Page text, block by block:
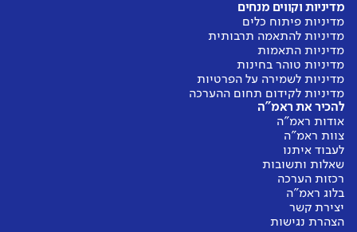
מדיניות וקווים מנחים
מדיניות פיתוח כלים
מדיניות להתאמה תרבותית
מדיניות התאמות
מדיניות טוהר בחינות
מדיניות לשמירה על הפרטיות
מדיניות לקידום תחום ההערכה
להכיר את ראמ"ה
אודות ראמ"ה
צוות ראמ"ה
לעבוד איתנו
שאלות ותשובות
רכזות הערכה
בלוג ראמ"ה
יצירת קשר
הצהרת נגישות